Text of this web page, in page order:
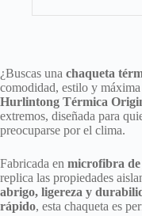
¿Buscas una chaqueta
comodidad, estilo y
Hurlintong Térmica
extremos, diseñada para
preocuparse por el clima.
Fabricada en microfibra
replica las propiedades
abrigo, ligereza y
rápido, esta chaqueta es